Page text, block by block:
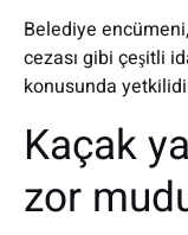
Belediye
cezası gibi çeşitli
konusunda
Kaçak
zor